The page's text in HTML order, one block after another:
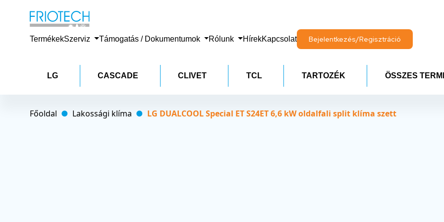
TermékekSzerviz Támogatás / Dokumentumok Rólunk HírekKapcsolat Bejelentkezés/Regisztráció
LG CASCADE CLIVET TCL TARTOZÉK ÖSSZES
Főoldal Lakossági klíma LG DUALCOOL Special ET S24ET 6,6 kW oldalfali split klíma szett